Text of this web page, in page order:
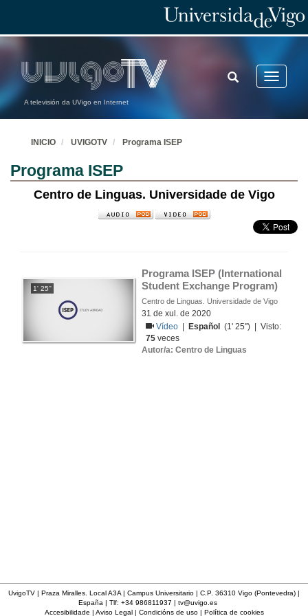
A televisión da UVigo en Internet
Toggle
TOGGLE
SEARCH
INICIO UVIGOTV Programa ISEP
Programa ISEP
Centro de Linguas. Universidade de Vigo
1' 25''
Programa ISEP (International
Student Exchange Program)
Centro de Linguas. Universidade de Vigo
31 de xul. de 2020
Vídeo
Español
(1' 25'') | Visto:
75 veces
Autor/a: Centro de Linguas
UvigoTV | Praza Miralles. Local A3A | Campus Universitario | C.P. 36310 Vigo (Pontevedra) |
España | Tlf: +34 986811937 | tv@uvigo.es
Accesibilidade | Aviso Legal| Condicións de uso| Política de cookies